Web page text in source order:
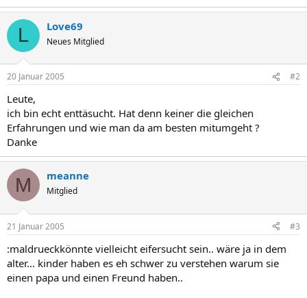
L Love69
Neues Mitglied
20 Januar 2005 #2
Leute,
ich bin echt enttäsucht. Hat denn keiner die gleichen
Erfahrungen und wie man da am besten mitumgeht ?
Danke
M meanne
Mitglied
21 Januar 2005 #3
:maldrueckkönnte vielleicht eifersucht sein.. wäre ja in dem
alter... kinder haben es eh schwer zu verstehen warum sie
einen papa und einen Freund haben..